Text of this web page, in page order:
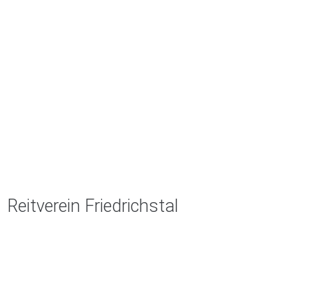
Reitverein Friedrichstal